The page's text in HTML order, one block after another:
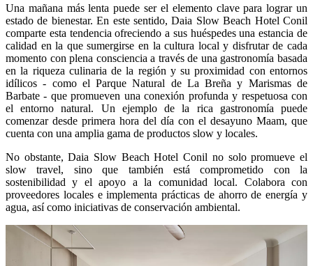
Una mañana más lenta puede ser el elemento clave para lograr un
estado de bienestar. En este sentido, Daia Slow Beach Hotel Conil
comparte esta tendencia ofreciendo a sus huéspedes una estancia de
calidad en la que sumergirse en la cultura local y disfrutar de cada
momento con plena consciencia a través de una gastronomía basada
en la riqueza culinaria de la región y su proximidad con entornos
idílicos - como el Parque Natural de La Breña y Marismas de
Barbate - que promueven una conexión profunda y respetuosa con
el entorno natural. Un ejemplo de la rica gastronomía puede
comenzar desde primera hora del día con el desayuno Maam, que
cuenta con una amplia gama de productos slow y locales.
No obstante, Daia Slow Beach Hotel Conil no solo promueve el
slow travel, sino que también está comprometido con la
sostenibilidad y el apoyo a la comunidad local. Colabora con
proveedores locales e implementa prácticas de ahorro de energía y
agua, así como iniciativas de conservación ambiental.